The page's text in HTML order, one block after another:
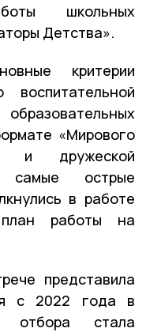
школьных
Детства».
критерии
«Мирового
и дружеской
самые острые
в работе
работы на
представила
с 2022 года в
отбора стала